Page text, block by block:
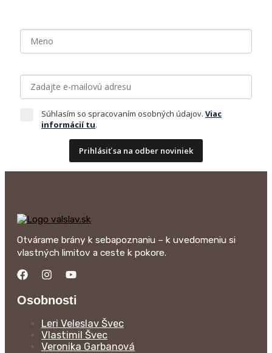
Súhlasím so spracovaním osobných údajov. Viac
informácií tu.
Prihlásiť sa na odber noviniek
Otvárame brány k sebapoznaniu – k uvedomeniu si
vlastných limitov a ceste k pokore.
Osobnosti
Leri Veleslav Švec
Vlastimil Švec
Veronika Garbanová